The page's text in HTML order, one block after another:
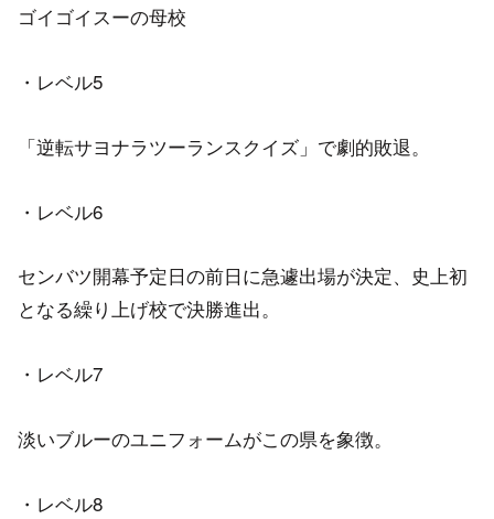
ゴイゴイスーの母校
・レベル5
「逆転サヨナラツーランスクイズ」で劇的敗退。
・レベル6
センバツ開幕予定日の前日に急遽出場が決定、史上初
となる繰り上げ校で決勝進出。
・レベル7
淡いブルーのユニフォームがこの県を象徴。
・レベル8